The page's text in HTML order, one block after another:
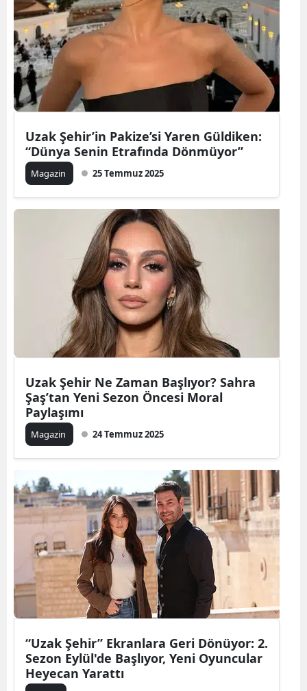
Uzak Şehir’in Pakize’si Yaren Güldiken:
“Dünya Senin Etrafında Dönmüyor”
Magazin 25 Temmuz 2025
Uzak Şehir Ne Zaman Başlıyor? Sahra
Şaş’tan Yeni Sezon Öncesi Moral
Paylaşımı
Magazin 24 Temmuz 2025
“Uzak Şehir” Ekranlara Geri Dönüyor: 2.
Sezon Eylül'de Başlıyor, Yeni Oyuncular
Heyecan Yarattı